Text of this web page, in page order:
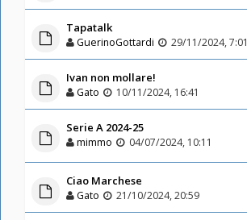
Tapatalk
GuerinoGottardi 29/11/2024, 7:01
Ivan non mollare!
Gato 10/11/2024, 16:41
Serie A 2024-25
mimmo 04/07/2024, 10:11
Ciao Marchese
Gato 21/10/2024, 20:59